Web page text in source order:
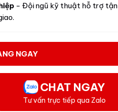
- Đội ngũ kỹ thuật hỗ trợ tận
NGAY
CHAT NGAY
Tư vấn trực tiếp qua Zalo